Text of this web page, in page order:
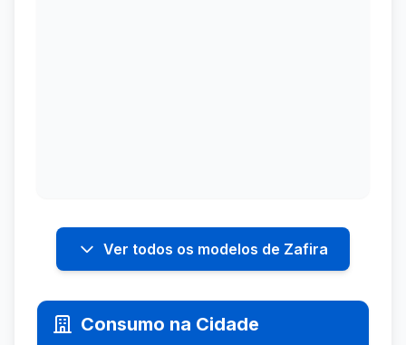
Ver todos os modelos de Zafira
Consumo na Cidade